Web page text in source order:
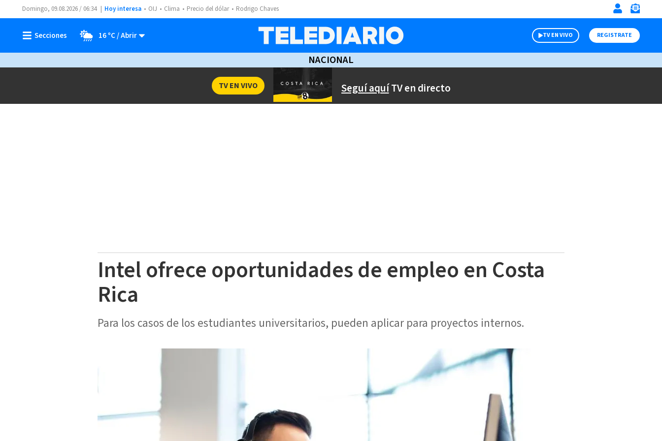
Domingo, 09.08.2026 / 06:34 Hoy interesa OIJ Clima Precio del dólar Rodrigo Chaves
16 ºC TV EN VIVO REGISTRATE
NACIONAL
Seguí aquíTV en directo
TV EN VIVO
Intel ofrece oportunidades de empleo en Costa
Rica
Para los casos de los estudiantes universitarios, pueden aplicar para proyectos internos.